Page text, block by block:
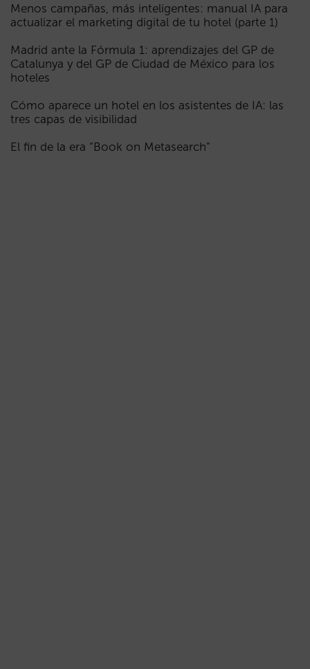
Menos campañas, más inteligentes: manual IA para
actualizar el marketing digital de tu hotel (parte 1)
Madrid ante la Fórmula 1: aprendizajes del GP de
Catalunya y del GP de Ciudad de México para los
hoteles
Cómo aparece un hotel en los asistentes de IA: las
tres capas de visibilidad
El fin de la era “Book on Metasearch”